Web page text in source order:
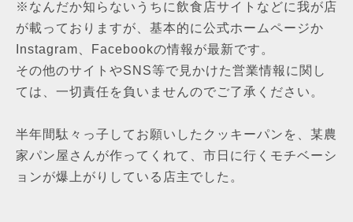
※なんだか知らないうちに飲食店サイトなどに我が店
が載っておりますが、基本的に公式ホームページか
Instagram、Facebookの情報が最新です。
その他のサイトやSNS等で見かけた営業情報に関し
ては、一切責任を負いませんのでご了承ください。
半年間駄々っ子してお願いしたクッキーパンを、某農
家パン屋さんが作ってくれて、市日に行くモチベーシ
ョンが爆上がりしている店主でした。